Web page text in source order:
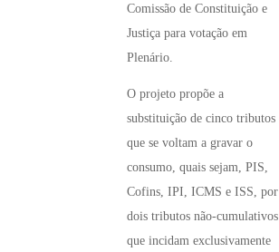
Comissão de Constituição e
Justiça para votação em
Plenário.
O projeto propõe a
substituição de cinco tributos
que se voltam a gravar o
consumo, quais sejam, PIS,
Cofins, IPI, ICMS e ISS, por
dois tributos não-cumulativos
que incidam exclusivamente